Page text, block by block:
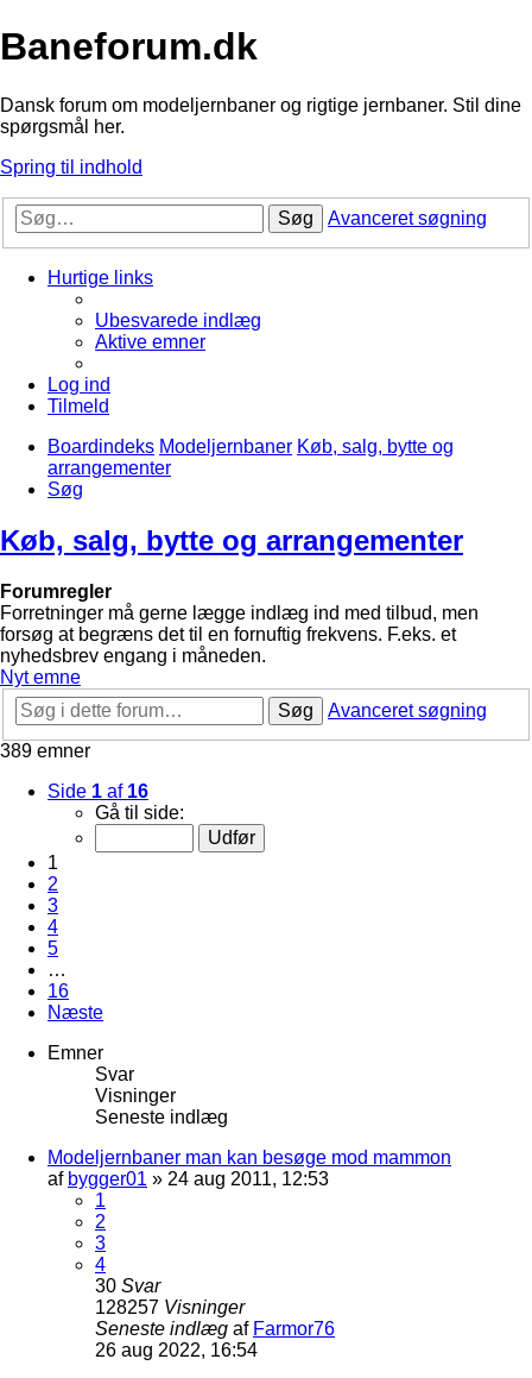
Baneforum.dk
Dansk forum om modeljernbaner og rigtige jernbaner. Stil dine
spørgsmål her.
Spring til indhold
Søg Avanceret søgning
Hurtige links
Ubesvarede indlæg
Aktive emner
Log ind
Tilmeld
Boardindeks Modeljernbaner Køb, salg, bytte og
arrangementer
Søg
Køb, salg, bytte og arrangementer
Forumregler
Forretninger må gerne lægge indlæg ind med tilbud, men
forsøg at begræns det til en fornuftig frekvens. F.eks. et
nyhedsbrev engang i måneden.
Nyt emne
Søg
Avanceret søgning
389 emner
Side 1 af 16
Gå til side:
1
2
3
4
5
…
16
Næste
Emner
Svar
Visninger
Seneste indlæg
Modeljernbaner man kan besøge mod mammon
af bygger01 » 24 aug 2011, 12:53
1
2
3
4
30 Svar
128257 Visninger
Seneste indlæg af Farmor76
26 aug 2022, 16:54